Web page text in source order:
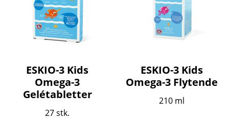
ESKIO-3 Kids
Omega-3
Gelétabletter
27 stk.
ESKIO-3 Kids
Omega-3 Flytende
210 ml